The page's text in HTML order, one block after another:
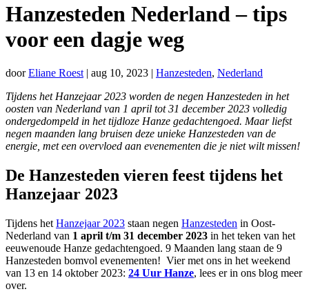
Hanzesteden Nederland – tips
voor een dagje weg
doorEliane Roest | aug 10, 2023 | Hanzesteden, Nederland
Tijdens het Hanzejaar 2023 worden de negen Hanzesteden in het
oosten van Nederland van 1 april tot 31 december 2023 volledig
ondergedompeld in het tijdloze Hanze gedachtengoed. Maar liefst
negen maanden lang bruisen deze unieke Hanzesteden van de
energie, met een overvloed aan evenementen die je niet wilt missen!
De Hanzesteden vieren feest tijdens het
Hanzejaar 2023
Tijdens het Hanzejaar 2023 staan negen Hanzesteden in Oost-
Nederland van 1 april t/m 31 december 2023 in het teken van het
eeuwenoude Hanze gedachtengoed. 9 Maanden lang staan de 9
Hanzesteden bomvol evenementen! Vier met ons in het weekend
van 13 en 14 oktober 2023: 24 Uur Hanze, lees er in ons blog meer
over.